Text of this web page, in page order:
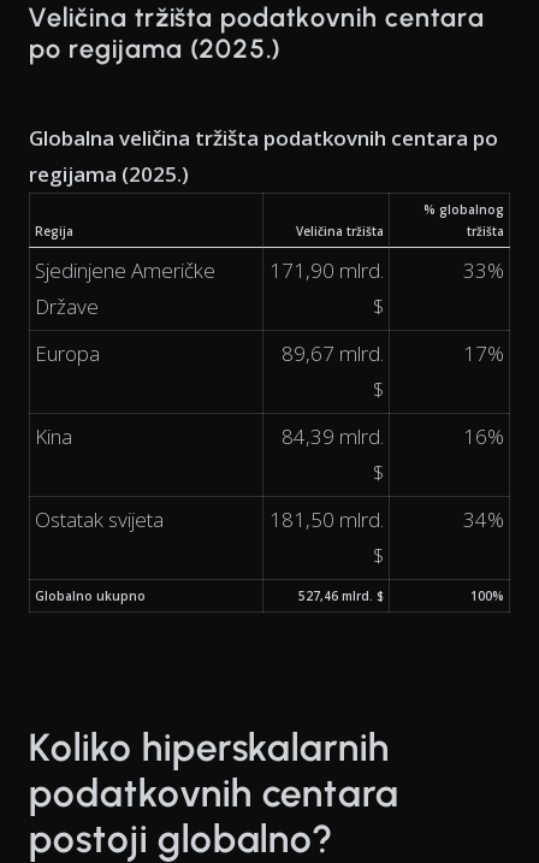
Veličina tržišta podatkovnih centara
po regijama (2025.)
Globalna veličina tržišta podatkovnih centara po
regijama (2025.)
Regija Veličina tržišta
% globalnog
tržišta
Sjedinjene Američke
Države
171,90 mlrd.
$
33%
Europa
89,67 mlrd.
$
17%
Kina
84,39 mlrd.
$
16%
Ostatak svijeta
181,50 mlrd.
$
34%
Globalno ukupno 527,46 mlrd. $ 100%
Koliko hiperskalarnih
podatkovnih centara
postoji globalno?